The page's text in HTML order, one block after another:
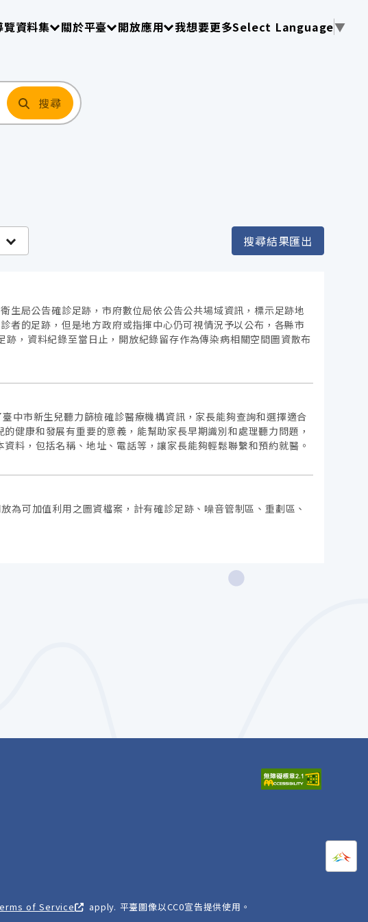
覽資料集請使用 TAB 操作選單
關於平臺請使用 TAB 操作選單
開放應用請使用 TAB 操作選單
我想要更多Select Language▼
空輸入 搜尋
搜尋結果匯出
局公告確診足跡，市府數位局依公告公共場域資訊，標示足跡地
的足跡，但是地方政府或指揮中心仍可視情況予以公布，各縣市
，資料紀錄至當日止，開放紀錄留存作為傳染病相關空間圖資散布
中市新生兒聽力篩檢確診醫療機構資訊，家長能夠查詢和選擇適合
健康和發展有重要的意義，能幫助家長早期識別和處理聽力問題，
料，包括名稱、地址、電話等，讓家長能夠輕鬆聯繫和預約就醫。
可加值利用之圖資檔案，計有確診足跡、噪音管制區、重劃區、
打開
of Service apply. 平臺圖像以CC0宣告提供使用。